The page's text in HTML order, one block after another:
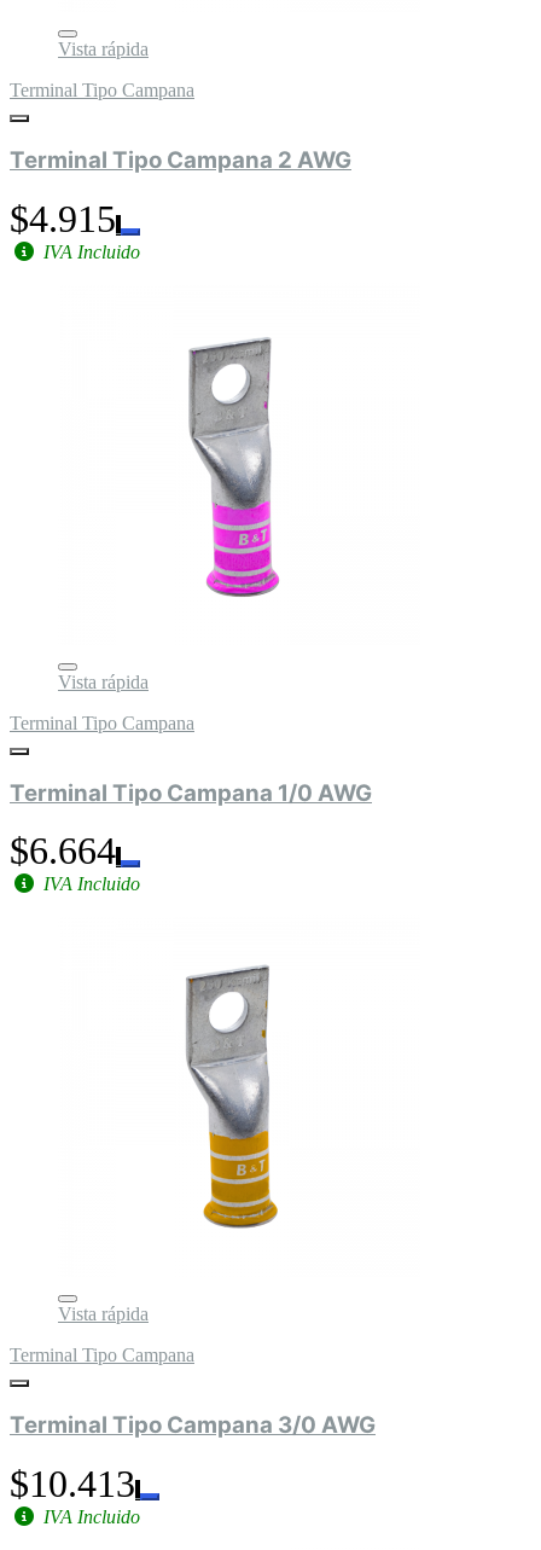
Vista rápida
Terminal Tipo Campana
Terminal Tipo Campana 2 AWG
$4.915
IVA Incluido
Vista rápida
Terminal Tipo Campana
Terminal Tipo Campana 1/0 AWG
$6.664
IVA Incluido
Vista rápida
Terminal Tipo Campana
Terminal Tipo Campana 3/0 AWG
$10.413
IVA Incluido